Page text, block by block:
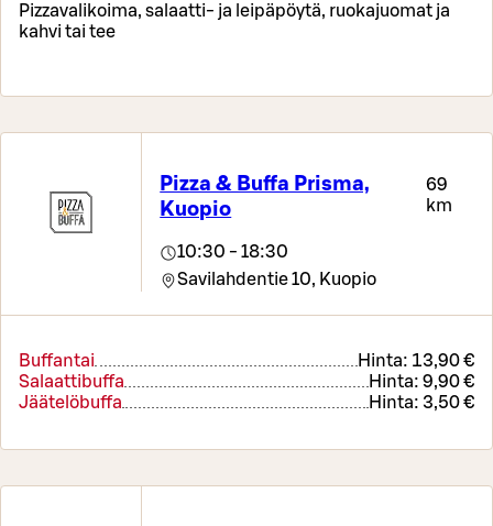
Pizzavalikoima, salaatti- ja leipäpöytä, ruokajuomat ja
kahvi tai tee
Pizza & Buffa Prisma,
Kuopio
69
km
10:30 - 18:30
Savilahdentie 10, Kuopio
Buffantai Hinta: 13,90 €
Salaattibuffa
Hinta: 9,90 €
Jäätelöbuffa
Hinta: 3,50 €